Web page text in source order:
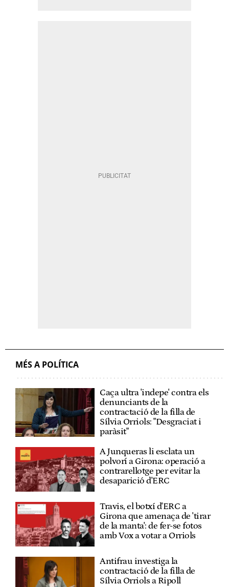
MÉS A POLÍTICA
Caça ultra 'indepe' contra els
denunciants de la
contractació de la filla de
Sílvia Orriols: "Desgraciat i
paràsit"
A Junqueras li esclata un
polvorí a Girona: operació a
contrarellotge per evitar la
desaparició d'ERC
Travis, el botxí d'ERC a
Girona que amenaça de 'tirar
de la manta': de fer-se fotos
amb Vox a votar a Orriols
Antifrau investiga la
contractació de la filla de
Sílvia Orriols a Ripoll